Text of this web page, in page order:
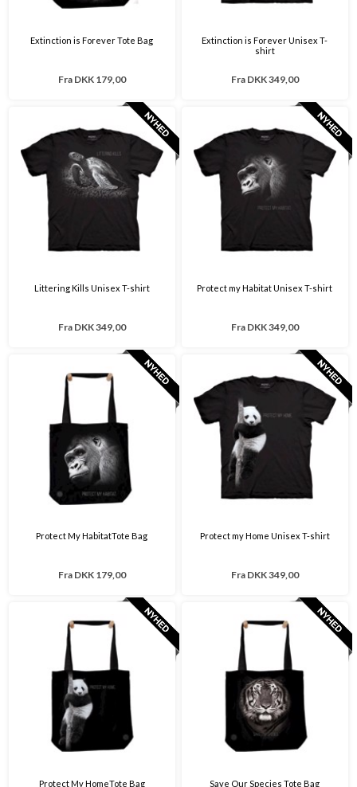
Extinction is Forever Tote Bag
Fra DKK 179,00
Extinction is Forever Unisex T-
shirt
Fra DKK 349,00
Littering Kills Unisex T-shirt
Fra DKK 349,00
Protect my Habitat Unisex T-shirt
Fra DKK 349,00
Protect My HabitatTote Bag
Fra DKK 179,00
Protect my Home Unisex T-shirt
Fra DKK 349,00
Protect My HomeTote Bag Save Our Species Tote Bag